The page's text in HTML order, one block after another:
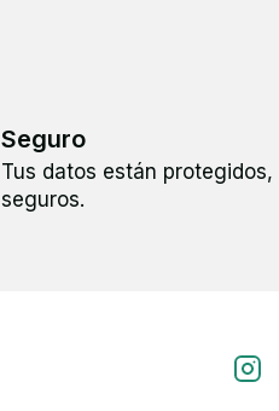
Seguro
Tus datos están
seguros.